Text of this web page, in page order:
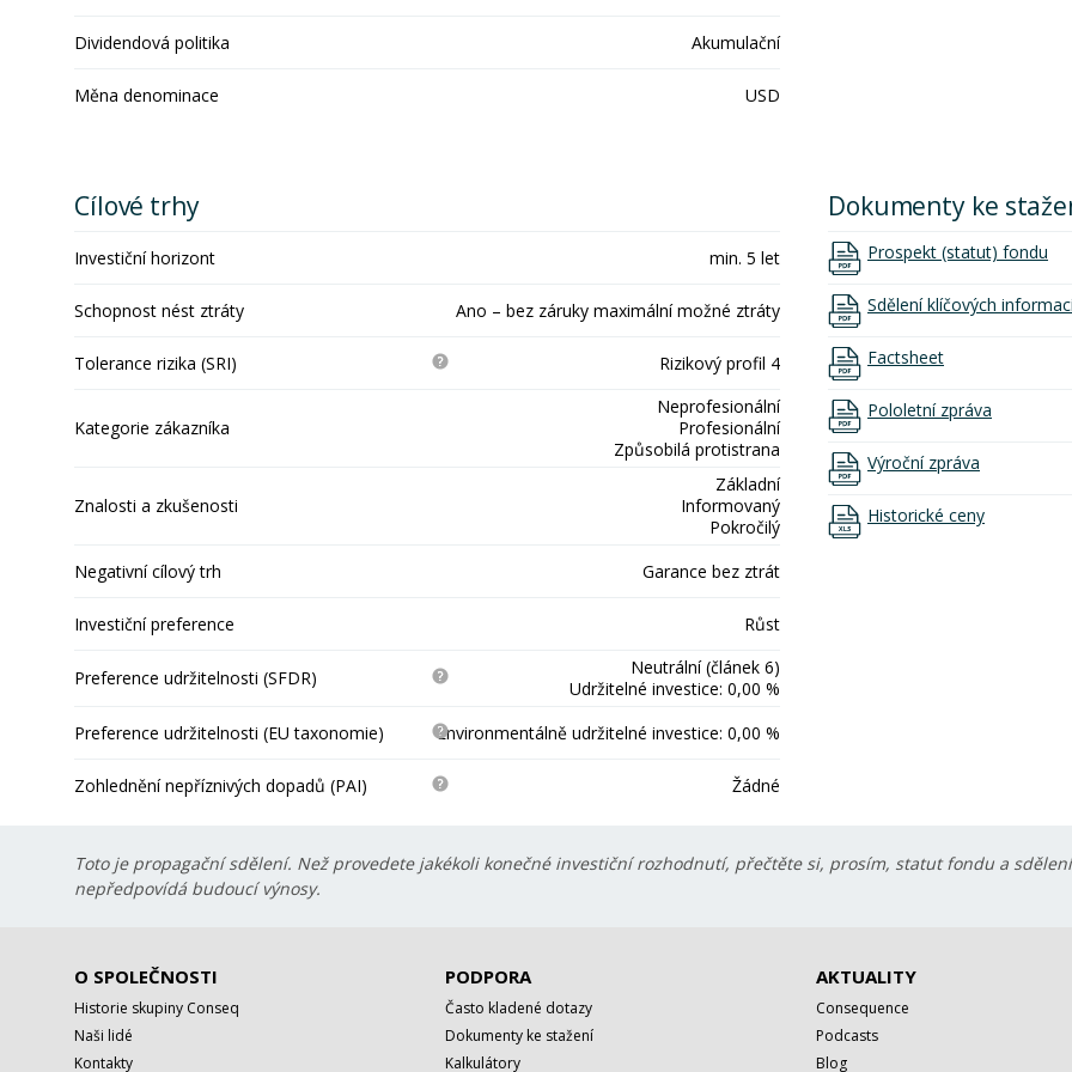
Dividendová politika Akumulační
Měna denominace USD
Cílové trhy
Investiční horizont min. 5 let
Schopnost nést ztráty Ano – bez záruky maximální možné ztráty
Tolerance rizika (SRI) Rizikový profil 4
Kategorie zákazníka
Neprofesionální
Profesionální
Způsobilá protistrana
Znalosti a zkušenosti
Základní
Informovaný
Pokročilý
Negativní cílový trh
Garance bez ztrát
Investiční preference Růst
Preference udržitelnosti (SFDR)
Neutrální (článek 6)
Udržitelné investice: 0,00 %
Preference udržitelnosti (EU taxonomie)
Environmentálně udržitelné investice: 0,00 %
Zohlednění nepříznivých dopadů (PAI) Žádné
Dokumenty ke
Prospekt (statut) fondu
Sdělení klíčových
Factsheet
Pololetní zpráva
Výroční zpráva
Historické ceny
Toto je propagační sdělení. Než provedete jakékoli konečné investiční rozhodnutí, přečtěte si, prosím, statut fondu a
nepředpovídá budoucí výnosy.
O SPOLEČNOSTI
Historie skupiny Conseq
Naši lidé
Kontakty
PODPORA
Často kladené dotazy
Dokumenty ke stažení
Kalkulátory
AKTUALITY
Consequence
Podcasts
Blog